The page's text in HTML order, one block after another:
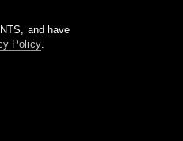
and have
Policy.